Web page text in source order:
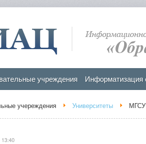
учреждения Информатизация
учереждения Университеты
13:40